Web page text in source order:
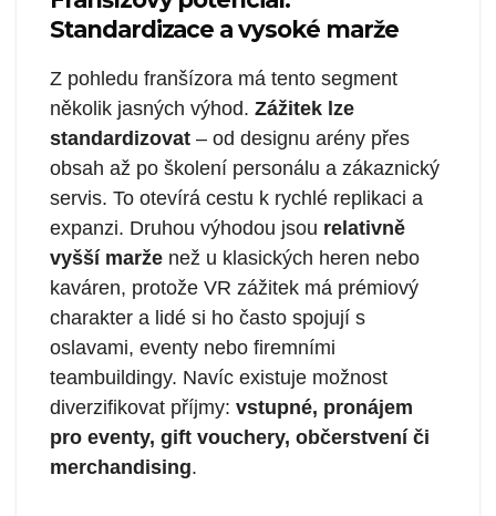
Standardizace a vysoké marže
Z pohledu franšízora má tento segment
několik jasných výhod. Zážitek lze
standardizovat – od designu arény přes
obsah až po školení personálu a zákaznický
servis. To otevírá cestu k rychlé replikaci a
expanzi. Druhou výhodou jsou relativně
vyšší marže než u klasických heren nebo
kaváren, protože VR zážitek má prémiový
charakter a lidé si ho často spojují s
oslavami, eventy nebo firemními
teambuildingy. Navíc existuje možnost
diverzifikovat příjmy: vstupné, pronájem
pro eventy, gift vouchery, občerstvení či
merchandising.